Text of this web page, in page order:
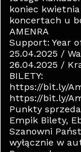
koniec
koncertach u
AMENRA
Support: Year
25.04.2025 /
26.04.2025 /
BILETY:
https://bit.ly/
https://bit.ly/
Punkty
Empik Bilety,
Szanowni
wyłącznie w